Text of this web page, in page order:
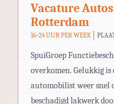
Vacature
Rotterdam
16-24 UUR PER WEEK
SpuiGroep
overkomen. Gelukkig
automobilist weer snel
beschadigd lakwerk